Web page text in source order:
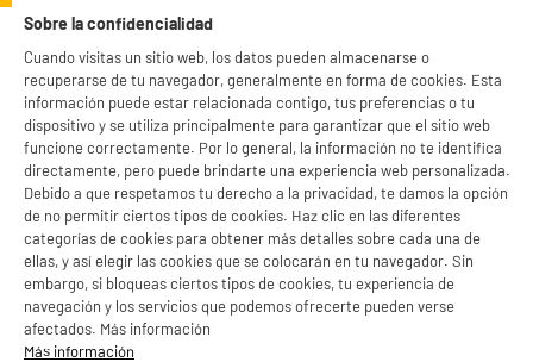
Auriculares
inalámbricos
Auriculares con
cable
Descubre esta selección de productos de sonido que hemos elegido para ti.
¡Llévatelos donde quieras y no dejes de escuchar tu música! Altavoces
amplificados con o sin micrófono, altavoces bluetooth, auriculares
inalámbricos... Y como siempre con la mejor relación calidad-precio. ¡No te
podrás resistir!
see_more_label
DEPOT
Con el fin de mejorar tu experiencia, y tras tu consentimiento, ELECTRO DEPOT
y sus socios utilizan cookies que procesan tus datos personales para:
- compartir contenido adaptado a tus preferencias
- ofrecer publicidad y comunicaciones personalizadas
- facilitar el intercambio de contenido en las redes sociales
- analizar el tráfico en nuestro sitio web Consulta la política de cookies.
Consulta la política de cookies. .
Si aceptas, la experiencia será aún mejor. Si no acepta, se utilizarán cookies
estadísticas anónimas basadas en tu navegación. Puedes oponerte a su uso
gestionando sus cookies.
¡Buena visita!
Sobre la confidencialidad
Cuando visitas un sitio web, los datos pueden almacenarse o
recuperarse de tu navegador, generalmente en forma de cookies. Esta
información puede estar relacionada contigo, tus preferencias o tu
dispositivo y se utiliza principalmente para garantizar que el sitio web
funcione correctamente. Por lo general, la información no te identifica
directamente, pero puede brindarte una experiencia web personalizada.
Debido a que respetamos tu derecho a la privacidad, te damos la opción
de no permitir ciertos tipos de cookies. Haz clic en las diferentes
categorías de cookies para obtener más detalles sobre cada una de
ellas, y así elegir las cookies que se colocarán en tu navegador. Sin
embargo, si bloqueas ciertos tipos de cookies, tu experiencia de
navegación y los servicios que podemos ofrecerte pueden verse
afectados. Más información
Más información